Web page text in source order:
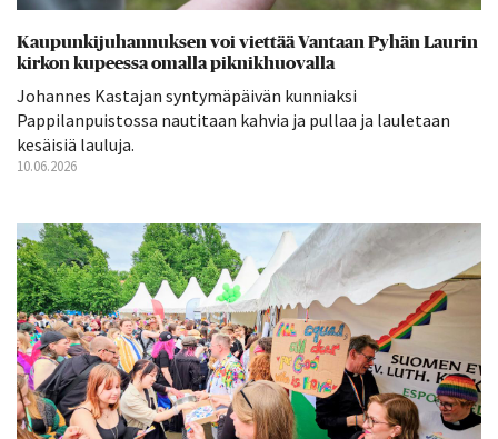
Kaupunkijuhannuksen voi viettää Vantaan Pyhän Laurin
kirkon kupeessa omalla piknikhuovalla
Johannes Kastajan syntymäpäivän kunniaksi
Pappilanpuistossa nautitaan kahvia ja pullaa ja lauletaan
kesäisiä lauluja.
10.06.2026